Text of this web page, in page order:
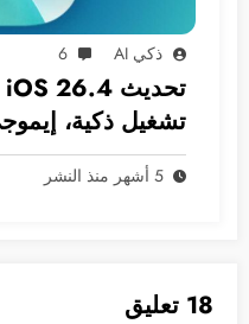
ذكي AI 6
تشغيل ذكية،
في انتظار سيري!
5 أشهر منذ النشر
18 تعليق